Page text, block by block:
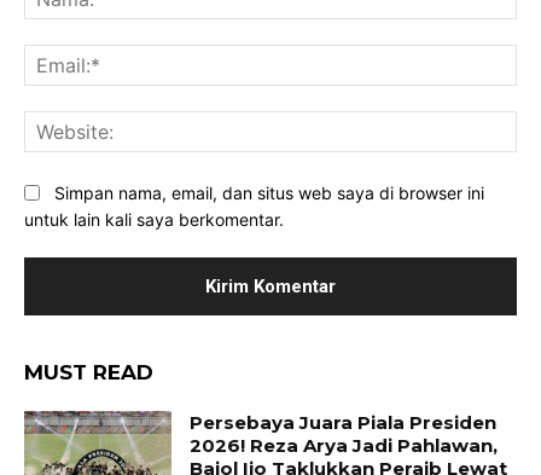
Simpan nama, email, dan situs web saya di browser ini
untuk lain kali saya berkomentar.
MUST READ
Persebaya Juara Piala Presiden
2026! Reza Arya Jadi Pahlawan,
Bajol Ijo Taklukkan Peraib Lewat